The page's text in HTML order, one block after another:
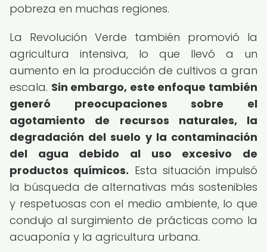
pobreza en muchas regiones.
La Revolución Verde también promovió la
agricultura intensiva, lo que llevó a un
aumento en la producción de cultivos a gran
escala. Sin embargo, este enfoque también
generó preocupaciones sobre el
agotamiento de recursos naturales, la
degradación del suelo y la contaminación
del agua debido al uso excesivo de
productos químicos. Esta situación impulsó
la búsqueda de alternativas más sostenibles
y respetuosas con el medio ambiente, lo que
condujo al surgimiento de prácticas como la
acuaponía y la agricultura urbana.